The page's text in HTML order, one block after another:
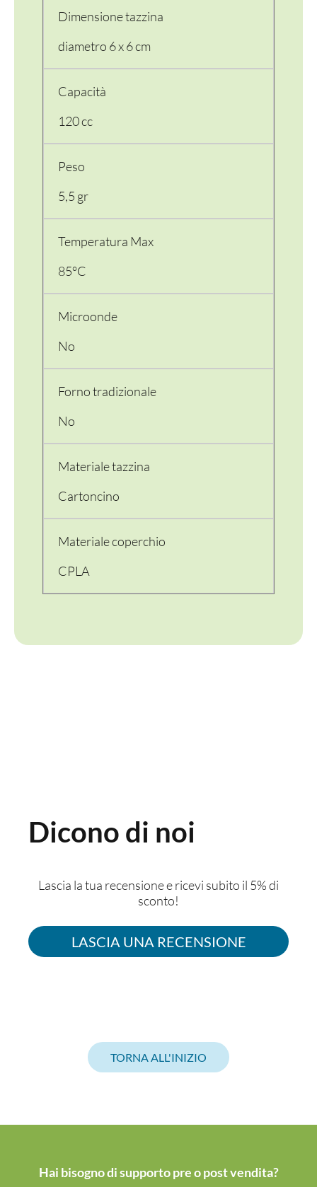
CONTENITORI E ASPORTO
FINGER E GELATO
PERSONALIZZATI
Dimensione tazzina
diametro 6 x 6 cm
Capacità
120 cc
Peso
5,5 gr
Temperatura Max
85°C
Microonde
No
Forno tradizionale
No
Materiale tazzina
Cartoncino
Materiale coperchio
CPLA
Dicono di noi
Lascia la tua recensione e ricevi subito il 5% di
sconto!
LASCIA UNA RECENSIONE
TORNA ALL'INIZIO
Hai bisogno di supporto pre o post vendita?